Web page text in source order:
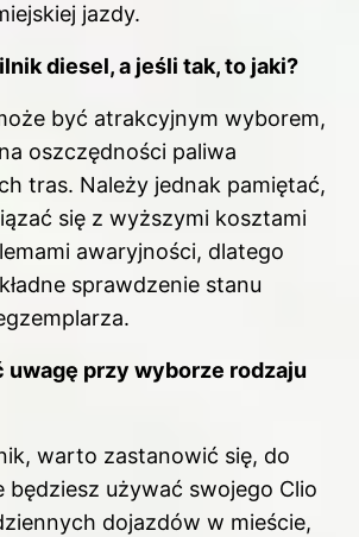
jazdy.
diesel, a jeśli tak, to jaki?
być atrakcyjnym wyborem,
oszczędności paliwa
tras. Należy jednak pamiętać,
się z wyższymi kosztami
awaryjności, dlatego
sprawdzenie stanu
uwagę przy wyborze rodzaju
warto zastanowić się, do
będziesz używać swojego Clio
dojazdów w mieście,